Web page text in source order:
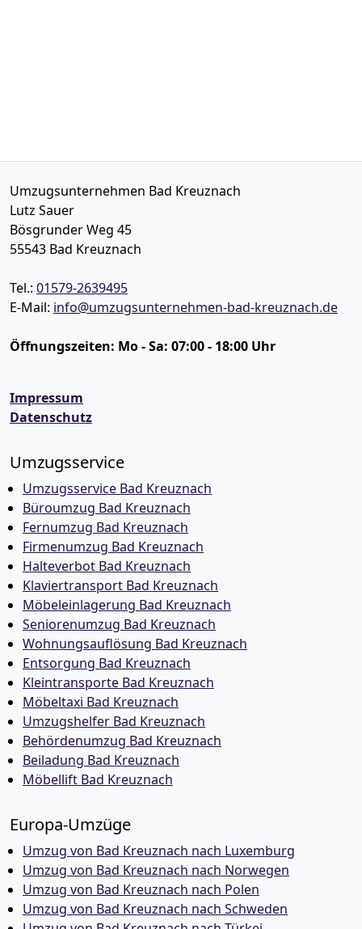
Umzugsunternehmen Bad Kreuznach
Lutz Sauer
Bösgrunder Weg 45
55543 Bad Kreuznach
Tel.: 01579-2639495
E-Mail: info@umzugsunternehmen-bad-kreuznach.de
Öffnungszeiten: Mo - Sa: 07:00 - 18:00 Uhr
Impressum
Datenschutz
Umzugsservice
Umzugsservice Bad Kreuznach
Büroumzug Bad Kreuznach
Fernumzug Bad Kreuznach
Firmenumzug Bad Kreuznach
Halteverbot Bad Kreuznach
Klaviertransport Bad Kreuznach
Möbeleinlagerung Bad Kreuznach
Seniorenumzug Bad Kreuznach
Wohnungsauflösung Bad Kreuznach
Entsorgung Bad Kreuznach
Kleintransporte Bad Kreuznach
Möbeltaxi Bad Kreuznach
Umzugshelfer Bad Kreuznach
Behördenumzug Bad Kreuznach
Beiladung Bad Kreuznach
Möbellift Bad Kreuznach
Europa-Umzüge
Umzug von Bad Kreuznach nach Luxemburg
Umzug von Bad Kreuznach nach Norwegen
Umzug von Bad Kreuznach nach Polen
Umzug von Bad Kreuznach nach Schweden